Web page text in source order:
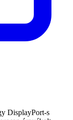
DisplayPort-s